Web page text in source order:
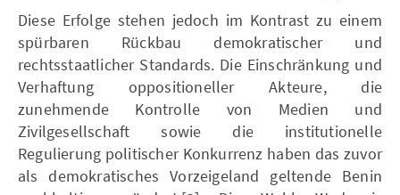
Diese Erfolge stehen jedoch im Kontrast zu einem
spürbaren Rückbau demokratischer und
rechtsstaatlicher Standards. Die Einschränkung und
Verhaftung oppositioneller Akteure, die
zunehmende Kontrolle von Medien und
Zivilgesellschaft sowie die institutionelle
Regulierung politischer Konkurrenz haben das zuvor
als demokratisches Vorzeigeland geltende Benin